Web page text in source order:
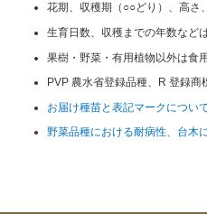
花期、収穫期（○○どり）、高さ
生育日数、収穫までの年数など
果樹・野菜・有用植物以外は食
PVP 農水省登録品種、R 登録商
お届け種苗と表記マークについ
野菜品種における耐病性、台木